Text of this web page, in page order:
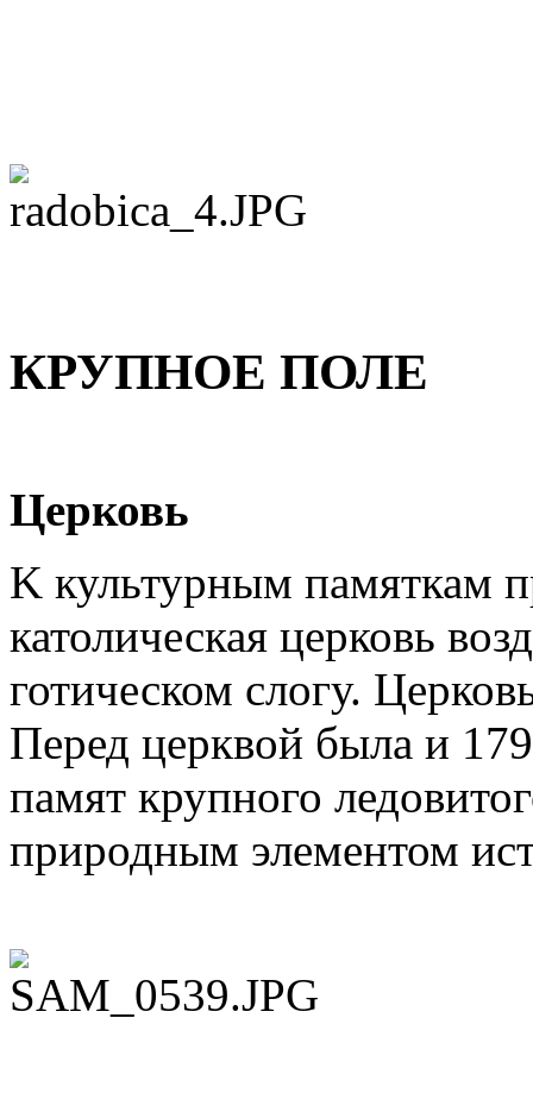
КРУПНОЕ ПОЛЕ
Церковь
K культурным памяткам
католическая церковь
готическом слогу.
Перед церквой была и
памят крупного
природным элементом